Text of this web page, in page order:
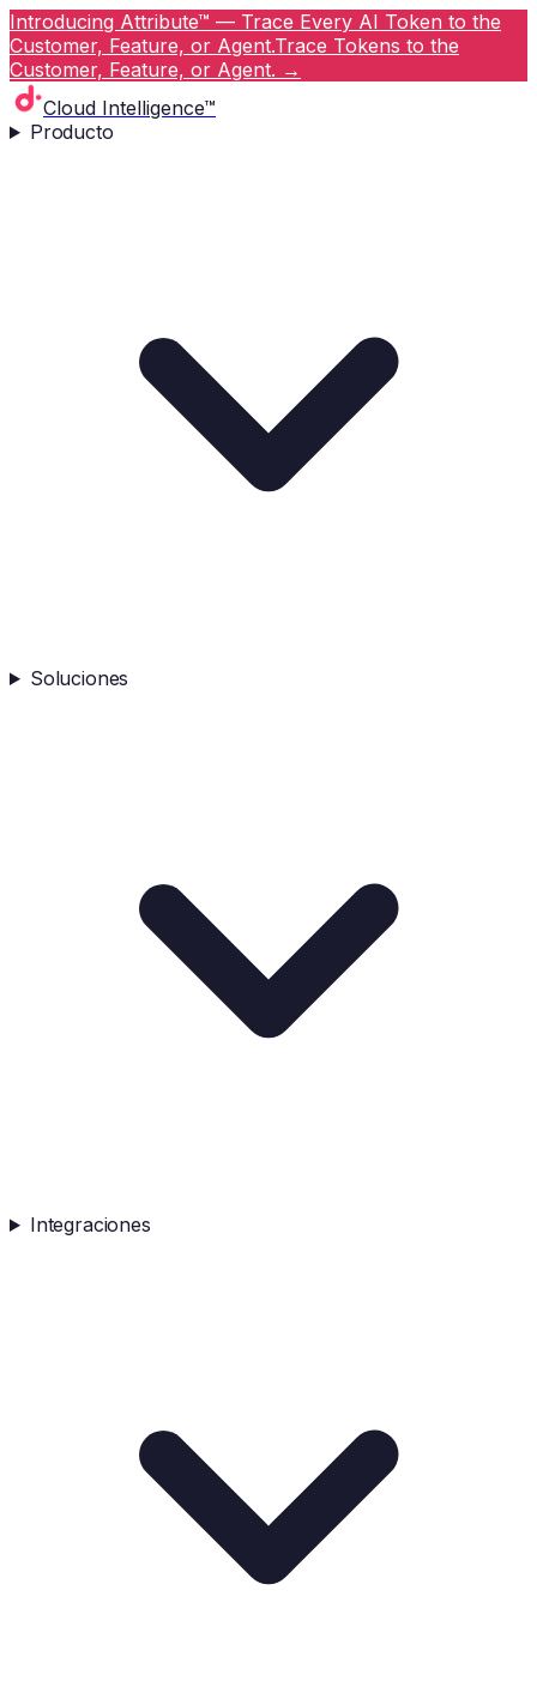
Introducing Attribute™ — Trace Every AI Token to the
Customer, Feature, or Agent.Trace Tokens to the
Customer, Feature, or Agent. →
Cloud Intelligence™
Producto
Soluciones
Integraciones